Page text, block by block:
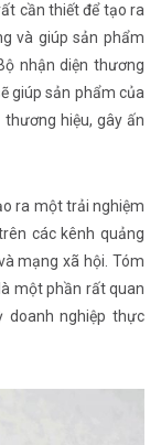
cần thiết để tạo ra
và giúp sản phẩm
nhận diện thương
giúp sản phẩm của
hiệu, gây ấn
ra một trải nghiệm
các kênh quảng
mạng xã hội. Tóm
một phần rất quan
doanh nghiệp thực